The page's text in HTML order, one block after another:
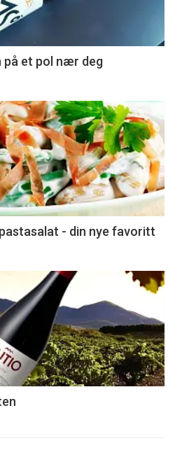
på et pol nær deg
- din nye favoritt